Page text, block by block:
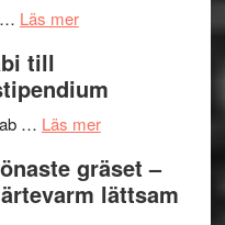
The
Files:
I
Want
Believe
–
… Läs merom
West
presenterar
nya
titlar
till
… Läs merom
Shahab
Mehrabi
gräset –
lättsam